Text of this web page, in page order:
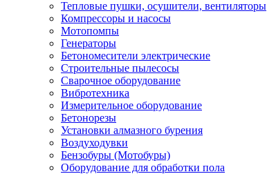
Тепловые пушки, осушители, вентиляторы
Компрессоры и насосы
Мотопомпы
Генераторы
Бетономесители электрические
Строительные пылесосы
Сварочное оборудование
Вибротехника
Измерительное оборудование
Бетонорезы
Установки алмазного бурения
Воздуходувки
Бензобуры (Мотобуры)
Оборудование для обработки пола